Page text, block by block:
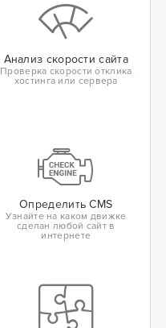
Анализ скорости сайта
Проверка скорости отклика
хостинга или сервера
Определить CMS
Узнайте на каком движке
сделан любой сайт в
интернете